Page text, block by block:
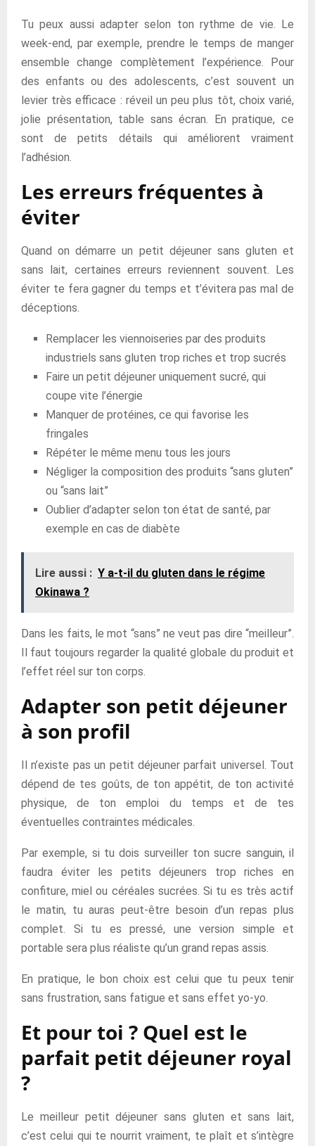
Tu peux aussi adapter selon ton rythme de vie. Le
week-end, par exemple, prendre le temps de manger
ensemble change complètement l’expérience. Pour
des enfants ou des adolescents, c’est souvent un
levier très efficace : réveil un peu plus tôt, choix varié,
jolie présentation, table sans écran. En pratique, ce
sont de petits détails qui améliorent vraiment
l’adhésion.
Les erreurs fréquentes à
éviter
Quand on démarre un petit déjeuner sans gluten et
sans lait, certaines erreurs reviennent souvent. Les
éviter te fera gagner du temps et t’évitera pas mal de
déceptions.
Remplacer les viennoiseries par des produits
industriels sans gluten trop riches et trop sucrés
Faire un petit déjeuner uniquement sucré, qui
coupe vite l’énergie
Manquer de protéines, ce qui favorise les
fringales
Répéter le même menu tous les jours
Négliger la composition des produits “sans gluten”
ou “sans lait”
Oublier d’adapter selon ton état de santé, par
exemple en cas de diabète
Lire aussi : Y a-t-il du gluten dans le régime
Okinawa ?
Dans les faits, le mot “sans” ne veut pas dire “meilleur”.
Il faut toujours regarder la qualité globale du produit et
l’effet réel sur ton corps.
Adapter son petit déjeuner
à son profil
Il n’existe pas un petit déjeuner parfait universel. Tout
dépend de tes goûts, de ton appétit, de ton activité
physique, de ton emploi du temps et de tes
éventuelles contraintes médicales.
Par exemple, si tu dois surveiller ton sucre sanguin, il
faudra éviter les petits déjeuners trop riches en
confiture, miel ou céréales sucrées. Si tu es très actif
le matin, tu auras peut-être besoin d’un repas plus
complet. Si tu es pressé, une version simple et
portable sera plus réaliste qu’un grand repas assis.
En pratique, le bon choix est celui que tu peux tenir
sans frustration, sans fatigue et sans effet yo-yo.
Et pour toi ? Quel est le
parfait petit déjeuner royal
?
Le meilleur petit déjeuner sans gluten et sans lait,
c’est celui qui te nourrit vraiment, te plaît et s’intègre